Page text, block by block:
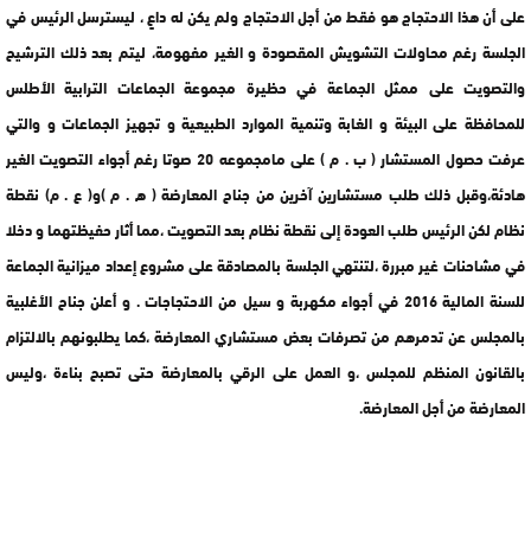
على أن هذا الاحتجاج هو فقط من أجل الاحتجاج ولم يكن له داعٍ ، ليسترسل الرئيس في
الجلسة رغم محاولات التشويش المقصودة و الغير مفهومة، ليتم بعد ذلك الترشيح
والتصويت على ممثل الجماعة في حظيرة مجموعة الجماعات الترابية الأطلس
للمحافظة على البيئة و الغابة وتنمية الموارد الطبيعية و تجهيز الجماعات و والتي
عرفت حصول المستشار ( ب . م ) على مامجموعه 20 صوتا رغم أجواء التصويت الغير
هادئة،وقبل ذلك طلب مستشارين آخرين من جناح المعارضة ( ه . م )و( ع . م) نقطة
نظام لكن الرئيس طلب العودة إلى نقطة نظام بعد التصويت ،مما أثار حفيظتهما و دخلا
في مشاحنات غير مبررة ،لتنتهي الجلسة بالمصادقة على مشروع إعداد ميزانية الجماعة
للسنة المالية 2016 في أجواء مكهربة و سيل من الاحتجاجات . و أعلن جناح الأغلبية
بالمجلس عن تدمرهم من تصرفات بعض مستشاري المعارضة ،كما يطلبونهم بالالتزام
بالقانون المنظم للمجلس ،و العمل على الرقي بالمعارضة حتى تصبح بناءة ،وليس
المعارضة من أجل المعارضة.